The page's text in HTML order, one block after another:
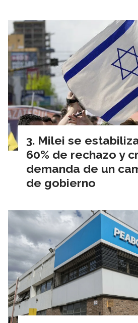
Milei se
60% de rechazo y
demanda de un
de gobierno